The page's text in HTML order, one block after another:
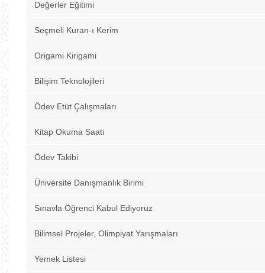
Değerler Eğitimi
Seçmeli Kuran-ı Kerim
Origami Kirigami
Bilişim Teknolojileri
Ödev Etüt Çalışmaları
Kitap Okuma Saati
Ödev Takibi
Üniversite Danışmanlık Birimi
Sınavla Öğrenci Kabul Ediyoruz
Bilimsel Projeler, Olimpiyat Yarışmaları
Yemek Listesi